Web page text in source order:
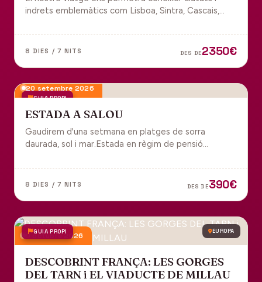
indrets emblemàtics com Lisboa, Sintra, Cascais,
tot inclòs per gaudir plenament de Portugal.
8 DIES / 7 NITS DES DE2350€
GUIA PROPI
20 setembre 2026
ESTADA A SALOU
Gaudirem d'una setmana en platges de sorra
daurada, sol i mar.Estada en règim de pensió
8 DIES / 7 NITS DES DE390€
GUIA PROPI EUROPA
9 octubre 2026
DESCOBRINT FRANÇA: LES GORGES
DEL TARN i EL VIADUCTE DE MILLAU